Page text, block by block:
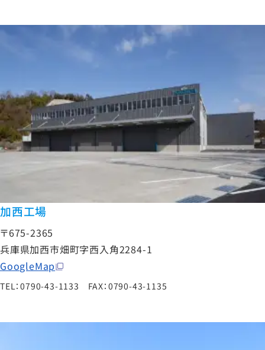
加西工場
〒675-2365
兵庫県加西市畑町字西入角2284-1
GoogleMap
TEL：0790-43-1133 FAX：0790-43-1135